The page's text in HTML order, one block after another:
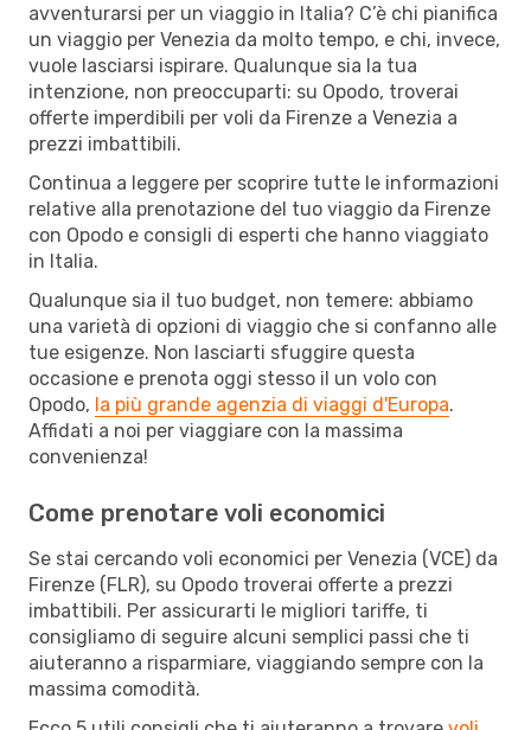
avventurarsi per un viaggio in Italia? C’è chi pianifica
un viaggio per Venezia da molto tempo, e chi, invece,
vuole lasciarsi ispirare. Qualunque sia la tua
intenzione, non preoccuparti: su Opodo, troverai
offerte imperdibili per voli da Firenze a Venezia a
prezzi imbattibili.
Continua a leggere per scoprire tutte le informazioni
relative alla prenotazione del tuo viaggio da Firenze
con Opodo e consigli di esperti che hanno viaggiato
in Italia.
Qualunque sia il tuo budget, non temere: abbiamo
una varietà di opzioni di viaggio che si confanno alle
tue esigenze. Non lasciarti sfuggire questa
occasione e prenota oggi stesso il un volo con
Opodo, la più grande agenzia di viaggi d'Europa.
Affidati a noi per viaggiare con la massima
convenienza!
Come prenotare voli economici
Se stai cercando voli economici per Venezia (VCE) da
Firenze (FLR), su Opodo troverai offerte a prezzi
imbattibili. Per assicurarti le migliori tariffe, ti
consigliamo di seguire alcuni semplici passi che ti
aiuteranno a risparmiare, viaggiando sempre con la
massima comodità.